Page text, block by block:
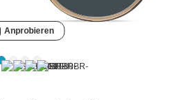
Anprobieren